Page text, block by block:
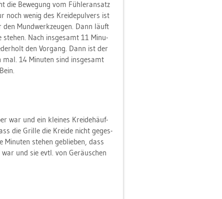
die Be­we­gung vom Füh­ler­an­satz
noch wenig des Krei­de­pul­vers ist
Mund­werk­zeu­gen. Dann läuft
Nach ins­ge­samt 11 Mi­nu­
den Vor­gang. Dann ist der
mal. 14 Mi­nu­ten sind ins­ge­samt
war und ein klei­nes Krei­de­häuf­
die Gril­le die Krei­de nicht ge­ges­
ste­hen ge­blie­ben, dass
und sie evtl. von Ge­räu­schen